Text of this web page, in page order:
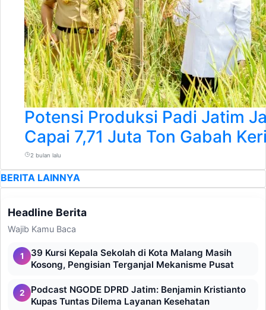
Potensi Produksi Padi Jatim
Capai 7,71 Juta Ton Gabah
2 bulan lalu
BERITA LAINNYA
Headline Berita
Wajib Kamu Baca
1
39 Kursi Kepala Sekolah di Kota Malang Masih
Kosong, Pengisian Terganjal Mekanisme Pusat
2
Podcast NGODE DPRD Jatim: Benjamin Kristianto
Kupas Tuntas Dilema Layanan Kesehatan